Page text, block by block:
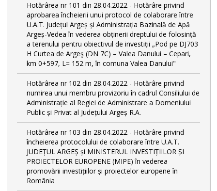
Hotărârea nr 101 din 28.04.2022 - Hotărâre privind
aprobarea încheierii unui protocol de colaborare între
U.A.T. Județul Argeș și Administrația Bazinală de Apă
Argeș-Vedea în vederea obținerii dreptului de folosință
a terenului pentru obiectivul de investiții „Pod pe DJ703
H Curtea de Argeş (DN 7C) – Valea Danului – Cepari,
km 0+597, L= 152 m, în comuna Valea Danului"
Hotărârea nr 102 din 28.04.2022 - Hotărâre privind
numirea unui membru provizoriu în cadrul Consiliului de
Administrație al Regiei de Administrare a Domeniului
Public și Privat al Județului Argeș R.A.
Hotărârea nr 103 din 28.04.2022 - Hotărâre privind
încheierea protocolului de colaborare între U.A.T.
JUDEȚUL ARGEȘ și MINISTERUL INVESTIȚIILOR ȘI
PROIECTELOR EUROPENE (MIPE) în vederea
promovării investițiilor și proiectelor europene în
România